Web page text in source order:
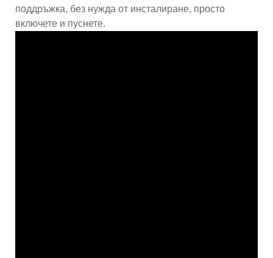
поддръжка, без нужда от инсталиране, просто
включете и пуснете.